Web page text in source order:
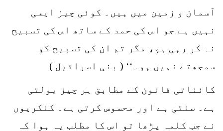
آسمان و زمین میں ہیں۔ کوئی چیز ایسی
نہیں ہے جو اس کی حمد کے ساتھ اس کی تسبیح
نہ کر رہی ہو، مگر تم ان کی تسبیح کو
سمجھتے نہیں ہو۔‘‘ ( بنی اسرائیل )
کائناتی قانون کے مطابق ہر چیز بولتی
ہے۔ سنتی ہے اور محسوس کرتی ہے۔ کنکریوں
نے جب کلمہ پڑھا تو اس کا مطلب یہ ہوا کہ